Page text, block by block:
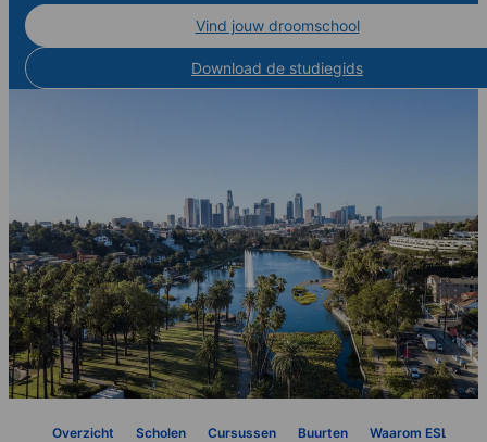
Vind jouw droomschool
Download de studiegids
Overzicht Scholen Cursussen Buurten Waarom ESL